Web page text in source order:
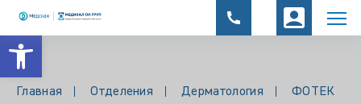
Открыть панель инструментов
Главная Отделения Дерматология ФОТЕК